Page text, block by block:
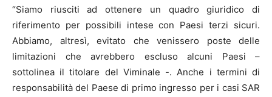
“Siamo riusciti ad ottenere un quadro giuridico di
riferimento per possibili intese con Paesi terzi sicuri.
Abbiamo, altresì, evitato che venissero poste delle
limitazioni che avrebbero escluso alcuni Paesi –
sottolinea il titolare del Viminale -. Anche i termini di
responsabilità del Paese di primo ingresso per i casi SAR